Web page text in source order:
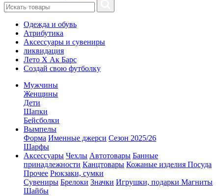
Одежда и обувь
Атрибутика
Аксессуары и сувениры
ликвидация
Лето Х Ак Барс
Создай свою футболку
Мужчины
Женщины
Дети
Шапки
Бейсболки
Вымпелы
Форма Именные джерси Сезон 2025/26
Шарфы
Аксессуары Чехлы Автотовары Банные
принадлежности Канцтовары Кожаные изделия Посуда
Прочее Рюкзаки, сумки
Сувениры Брелоки Значки Игрушки, подарки Магниты
Шайбы